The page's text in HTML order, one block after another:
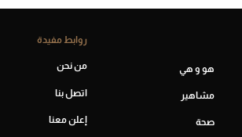
هو و هي
مشاهير
صحة
روابط مفيدة
من نحن
اتصل بنا
إعلن معنا